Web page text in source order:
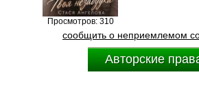
Просмотров: 310
сообщить о неприемлемом
Авторские